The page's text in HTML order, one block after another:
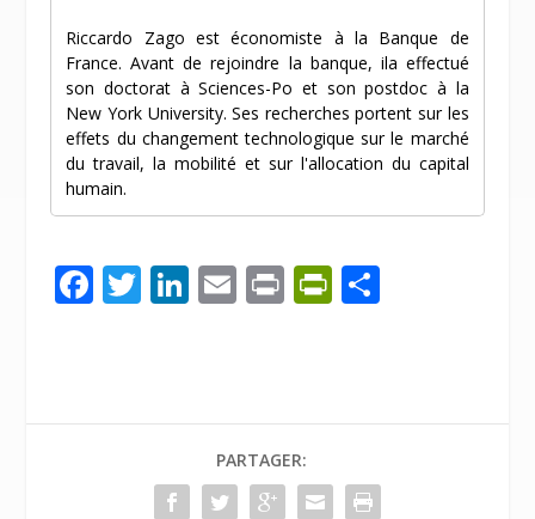
Riccardo Zago est économiste à la Banque de
France. Avant de rejoindre la banque, ila effectué
son doctorat à Sciences-Po et son postdoc à la
New York University. Ses recherches portent sur les
effets du changement technologique sur le marché
du travail, la mobilité et sur l'allocation du capital
humain.
F
o
T Li
dI
n
E Pr Pr
e
n
er
PARTAGER: